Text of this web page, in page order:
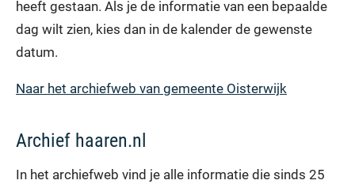
heeft gestaan. Als je de informatie van een bepaalde
dag wilt zien, kies dan in de kalender de gewenste
datum.
Naar het archiefweb van gemeente Oisterwijk
Archief haaren.nl
In het archiefweb vind je alle informatie die sinds 25